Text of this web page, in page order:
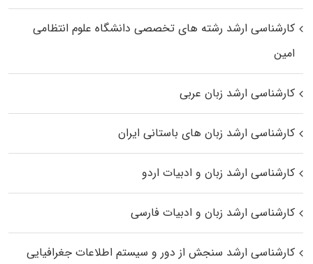
کارشناسی ارشد رﺷﺘﻪ ﻫﺎی تخصصی داﻧﺸﮕﺎه ﻋﻠﻮم انتظامی
اﻣﻴﻦ
کارشناسی ارشد زبان عربی
کارشناسی ارشد زبان‌ های باستانی ایران
کارشناسی ارشد زبان و ادبیات اردو
کارشناسی ارشد زبان و ادبیات فارسی
کارشناسی ارشد سنجش از دور و سیستم اطلاعات جغرافیایی